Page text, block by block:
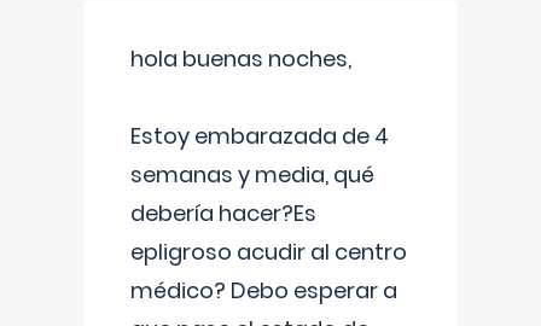
hola buenas noches,
Estoy embarazada de 4
semanas y media, qué
debería hacer?Es
epligroso acudir al centro
médico? Debo esperar a